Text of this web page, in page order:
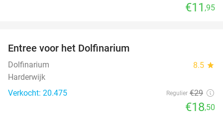
€11 ,95
Entree voor het Dolfinarium
Dolfinarium 8.5 star
Harderwijk
Verkocht: 20.475
Regulier €29
€18,50